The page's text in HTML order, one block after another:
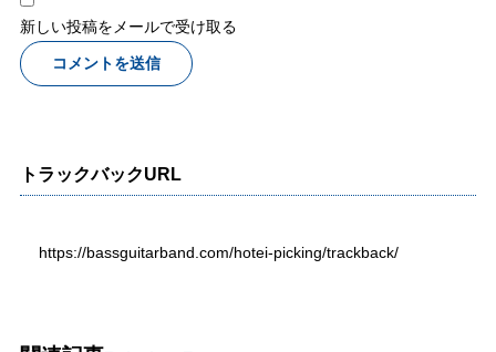
新しい投稿をメールで受け取る
トラックバックURL
https://bassguitarband.com/hotei-picking/trackback/